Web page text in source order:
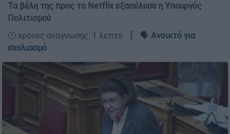
Τα βέλη της προς το Netflix εξαπέλυσε η Υπουργός
Πολιτισμού
🕛 χρόνος ανάγνωσης: 1 λεπτό ┋ 🗣️ Ανοικτό για
σχολιασμό